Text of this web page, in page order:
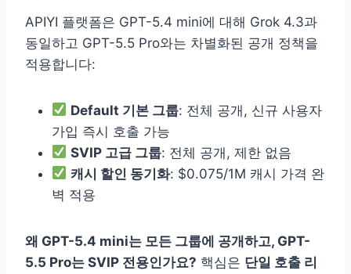
APIYI 플랫폼은 GPT-5.4 mini에 대해 Grok 4.3과
동일하고 GPT-5.5 Pro와는 차별화된 공개 정책을
적용합니다:
Default 기본 그룹: 전체 공개, 신규 사용자
가입 즉시 호출 가능
SVIP 고급 그룹: 전체 공개, 제한 없음
캐시 할인 동기화: $0.075/1M 캐시 가격 완
벽 적용
왜 GPT-5.4 mini는 모든 그룹에 공개하고, GPT-
5.5 Pro는 SVIP 전용인가요? 핵심은 단일 호출 리